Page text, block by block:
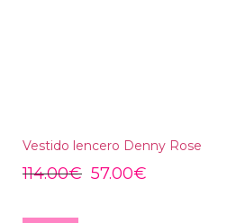
Vestido lencero Denny Rose
114.00€ 57.00€